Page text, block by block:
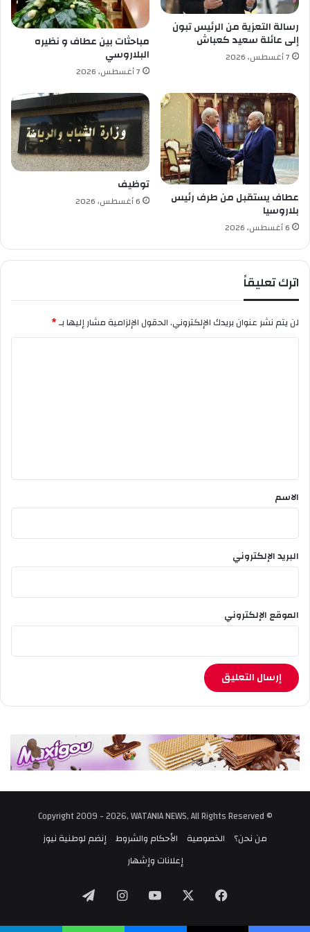
ا
ة
ح
و
ق
ا
ب
ي
ن
ش
ر
ك
ة
س
و
ن
ط
ا
ك
س
ي
ي
ة
رسالة التعزية من الرئيس تبون
إلى عائلة سعيد كعباش
7 أغسطس، 2026
مباحثات بين عطاف و نظيره
البلاروسي
7 أغسطس، 2026
عطاف يستقبل من طرف رئيس
بلاروسيا
6 أغسطس، 2026
توظيف
6 أغسطس، 2026
اترك تعليقاً
لن يتم نشر عنوان بريدك الإلكتروني.الحقول الإلزامية مشار إليها بـ*
*
الاسم
البريد الإلكتروني
الموقع الإلكتروني
© Copyright 2009 - 2026, WATANIA NEWS, All Rights Reserved
من نحن؟
الخصوصية الأحكام والشروط إنضم لوطنية نيوز
إعلانات وإشهار
فيسبوك ‫YouTube انستقرام